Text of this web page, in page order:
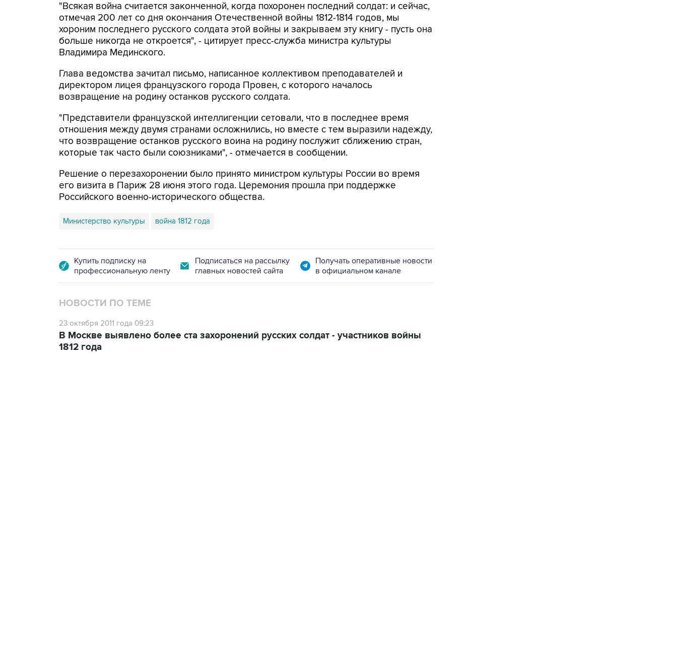
"Всякая война считается законченной, когда похоронен последний солдат: и сейчас,
отмечая 200 лет со дня окончания Отечественной войны 1812-1814 годов, мы
хороним последнего русского солдата этой войны и закрываем эту книгу - пусть она
больше никогда не откроется", - цитирует пресс-служба министра культуры
Владимира Мединского.
Глава ведомства зачитал письмо, написанное коллективом преподавателей и
директором лицея французского города Провен, с которого началось
возвращение на родину останков русского солдата.
"Представители французской интеллигенции сетовали, что в последнее время
отношения между двумя странами осложнились, но вместе с тем выразили надежду,
что возвращение останков русского воина на родину послужит сближению стран,
которые так часто были союзниками", - отмечается в сообщении.
Решение о перезахоронении было принято министром культуры России во время
его визита в Париж 28 июня этого года. Церемония прошла при поддержке
Российского военно-исторического общества.
Министерство культуры война 1812 года
Купить подписку на
профессиональную ленту
Подписаться на рассылку
главных новостей сайта
Получать оперативные новости
в официальном канале
НОВОСТИ ПО ТЕМЕ
23 октября 2011 года 09:23
В Москве выявлено более ста захоронений русских солдат - участников войны
1812 года